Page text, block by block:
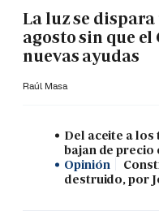
La luz se dispara
agosto sin que
nuevas ayudas
Raúl Masa
Del aceite a
bajan de precio
Opinión
destruido, por